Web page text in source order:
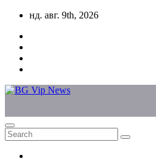
Skip
content
нд. авг. 9th, 2026